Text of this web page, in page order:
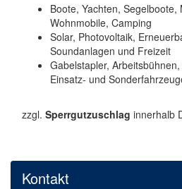
Boote, Yachten,
Wohnmobile, Camping
Solar, Photovoltaik,
Soundanlagen und Freizeit
Gabelstapler,
Einsatz- und
zzgl. Sperrgutzuschlag innerhalb
Kontakt